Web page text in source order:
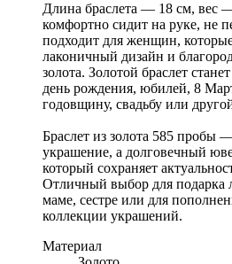
Длина браслета — 18 см, вес
комфортно сидит на руке, не
подходит для женщин, которые
лаконичный дизайн и
золота. Золотой браслет
день рождения, юбилей, 8
годовщину, свадьбу или
Браслет из золота 585 пробы
украшение, а долговечный
который сохраняет
Отличный выбор для подарка
маме, сестре или для
коллекции украшений.
Материал